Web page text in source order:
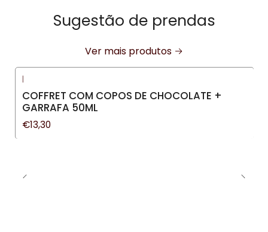
Sugestão de prendas
Ver mais produtos
|
COFFRET COM COPOS DE CHOCOLATE +
GARRAFA 50ML
€13,30